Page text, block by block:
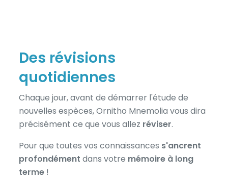
Des révisions
quotidiennes
Chaque jour, avant de démarrer l'étude de
nouvelles espèces, Ornitho Mnemolia vous dira
précisément ce que vous allez réviser.
Pour que toutes vos connaissances s'ancrent
profondément dans votre mémoire à long
terme !